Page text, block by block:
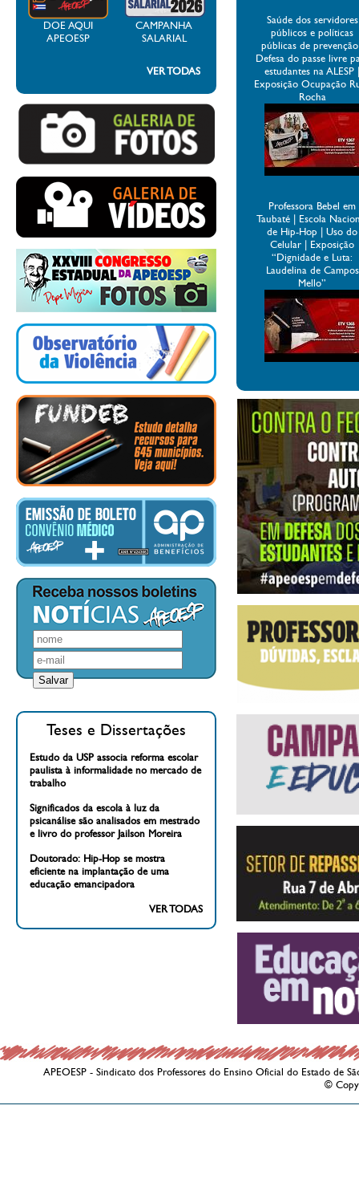
DOE AQUI
APEOESP
CAMPANHA
SALARIAL
VER TODAS
Teses e Dissertações
Estudo da USP associa reforma escolar
paulista à informalidade no mercado de
trabalho
Significados da escola à luz da
psicanálise são analisados em mestrado
e livro do professor Jailson Moreira
Doutorado: Hip-Hop se mostra
eficiente na implantação de uma
educação emancipadora
VER TODAS
Saúde dos servidores
públicos e políticas
públicas de
Defesa do passe livre
estudantes na ALESP
Exposição Ocupação
Rocha
Professora Bebel em
Taubaté | Escola
de Hip-Hop | Uso do
Celular | Exposição
“Dignidade e Luta:
Laudelina de Campos
Mello”
APEOESP - Sindicato dos Professores do Ensino Oficial do Estado de
©